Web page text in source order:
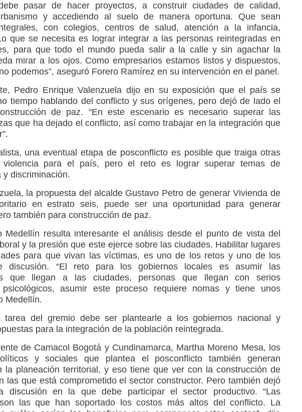
pasar de hacer proyectos, a construir ciudades de calidad,
y accediendo al suelo de manera oportuna. Que sean
con colegios, centros de salud, atención a la infancia,
que se necesita es lograr integrar a las personas reintegradas en
para que todo el mundo pueda salir a la calle y sin agachar la
mirar a los ojos. Como empresarios estamos listos y dispuestos,
podemos”, aseguró Forero Ramírez en su intervención en el panel.
Pedro Enrique Valenzuela dijo en su exposición que el país se
tiempo hablando del conflicto y sus orígenes, pero dejó de lado el
de paz. “En este escenario es necesario superar las
que ha dejado el conflicto, así como trabajar en la integración que
una eventual etapa de posconflicto es posible que traiga otras
violencia para el país, pero el reto es lograr superar temas de
y discriminación.
la propuesta del alcalde Gustavo Petro de generar Vivienda de
en estrato seis, puede ser una oportunidad para generar
también para construcción de paz.
Medellín resulta interesante el análisis desde el punto de vista del
y la presión que este ejerce sobre las ciudades. Habilitar lugares
para que vivan las víctimas, es uno de los retos y uno de los
discusión. “El reto para los gobiernos locales es asumir las
que llegan a las ciudades, personas que llegan con serios
psicológicos, asumir este proceso requiere nomas y tiene unos
Medellín.
tarea del gremio debe ser plantearle a los gobiernos nacional y
para la integración de la población reintegrada.
de Camacol Bogotá y Cundinamarca, Martha Moreno Mesa, los
y sociales que plantea el posconflicto también generan
la planeación territorial, y eso tiene que ver con la construcción de
las que está comprometido el sector constructor. Pero también dejó
discusión en la que debe participar el sector productivo. “Las
las que han soportado los costos más altos del conflicto. La